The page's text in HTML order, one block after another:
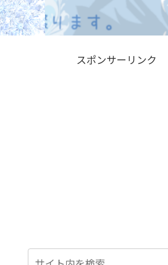
スポンサーリンク